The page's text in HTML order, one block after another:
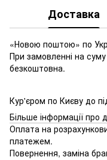
Доставка
«Новою поштою» по
При замовленні на
безкоштовна.
Кур'єром по Києву до
Більше інформації про
Оплата на
платежем.
Повернення, заміна